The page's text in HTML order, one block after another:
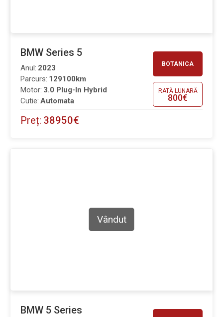
BOTANICA
RATĂ LUNARĂ
800€
BMW Series 5
Parcurs: 129100km
Anul: 2023
Motor: 3.0 Plug-In Hybrid
Cutie: Automata
Preț: 38950€
Vândut
BMW 5 Series